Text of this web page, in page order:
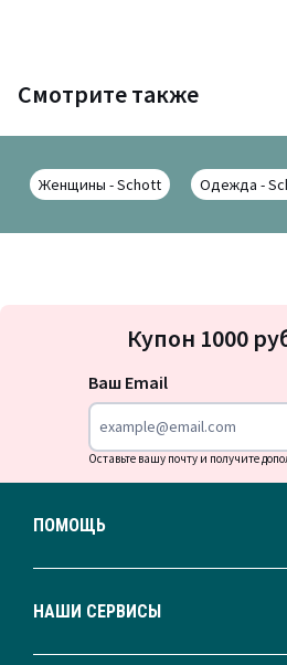
Смотрите также
Женщины - Schott Одежда -
на
Купон 1000
Ваш Email
Оставьте вашу почту и получите
ПОМОЩЬ
НАШИ СЕРВИСЫ